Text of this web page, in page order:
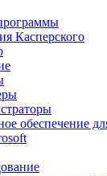
Касперского
обеспечение